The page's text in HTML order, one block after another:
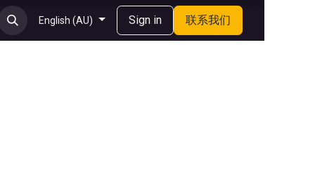
English (AU) Sign in 联系我们